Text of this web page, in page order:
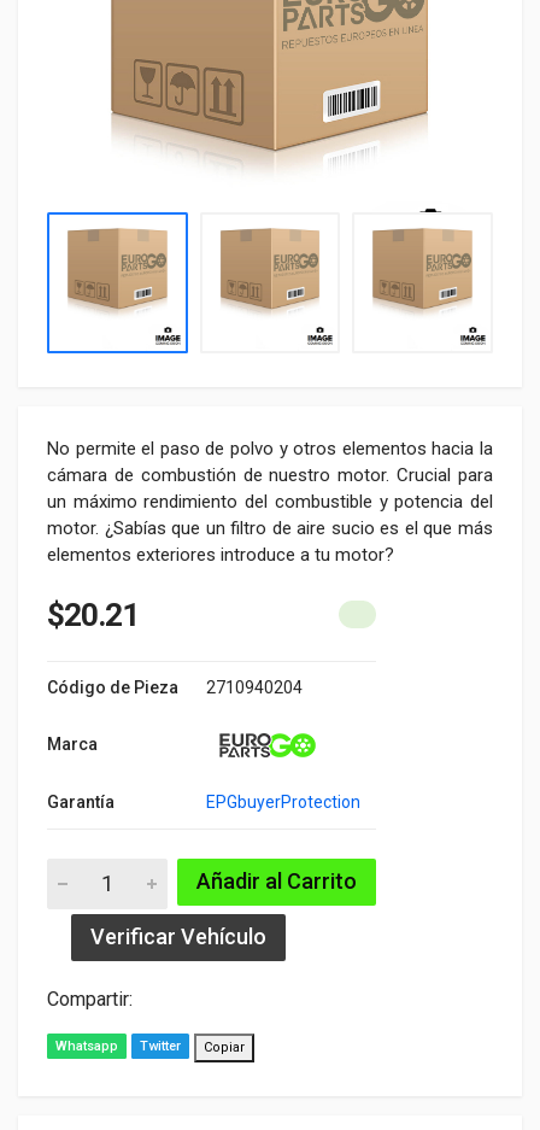
No permite el paso de polvo y otros elementos hacia la
cámara de combustión de nuestro motor. Crucial para
un máximo rendimiento del combustible y potencia del
motor. ¿Sabías que un filtro de aire sucio es el que más
elementos exteriores introduce a tu motor?
$20.21
Código de Pieza 2710940204
Marca
Garantía EPGbuyerProtection
Añadir al Carrito
Verificar Vehículo
Compartir:
Whatsapp Twitter Copiar